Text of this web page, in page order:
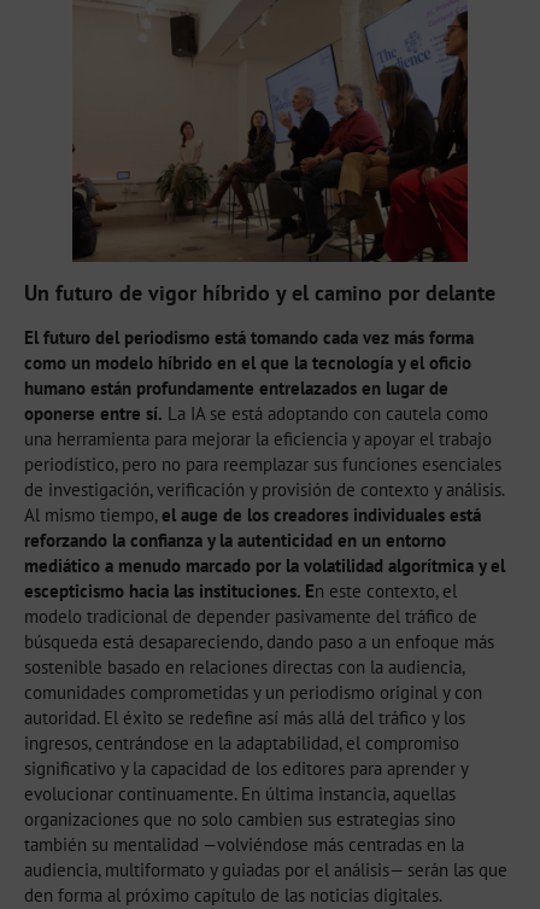
Un futuro de vigor híbrido y el camino por delante
El futuro del periodismo está tomando cada vez más forma
como un modelo híbrido en el que la tecnología y el oficio
humano están profundamente entrelazados en lugar de
oponerse entre sí. La IA se está adoptando con cautela como
una herramienta para mejorar la eficiencia y apoyar el trabajo
periodístico, pero no para reemplazar sus funciones esenciales
de investigación, verificación y provisión de contexto y análisis.
Al mismo tiempo,el auge de los creadores individuales está
reforzando la confianza y la autenticidad en un entorno
mediático a menudo marcado por la volatilidad algorítmica y el
escepticismo hacia las instituciones. En este contexto, el
modelo tradicional de depender pasivamente del tráfico de
búsqueda está desapareciendo, dando paso a un enfoque más
sostenible basado en relaciones directas con la audiencia,
comunidades comprometidas y un periodismo original y con
autoridad. El éxito se redefine así más allá del tráfico y los
ingresos, centrándose en la adaptabilidad, el compromiso
significativo y la capacidad de los editores para aprender y
evolucionar continuamente. En última instancia, aquellas
organizaciones que no solo cambien sus estrategias sino
también su mentalidad —volviéndose más centradas en la
audiencia, multiformato y guiadas por el análisis— serán las que
den forma al próximo capítulo de las noticias digitales.